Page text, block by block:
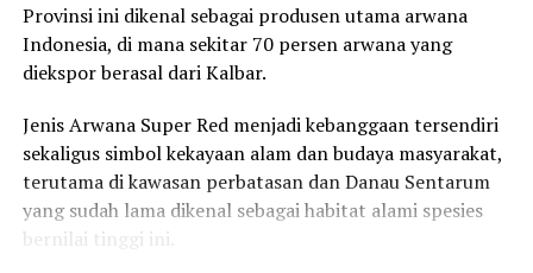
dimaksud. Mengingat SHTI telah dilakukan harmonisasi
dengan Japan Catch Documentation Scheme (JCDS),”
urai Budi.
Dalam kesempatan ini, Budi menyampaikan selain 4 pos
tarif produk olahan di atas, Indonesia juga telah
mendapatkan pembebasan tarif 0% untuk 67 pos tarif
produk perikanan ke pasar Jepang, antara lain yellowfin
Provinsi ini dikenal sebagai produsen utama arwana
Indonesia, di mana sekitar 70 persen arwana yang
diekspor berasal dari Kalbar.
Jenis Arwana Super Red menjadi kebanggaan tersendiri
sekaligus simbol kekayaan alam dan budaya masyarakat,
terutama di kawasan perbatasan dan Danau Sentarum
yang sudah lama dikenal sebagai habitat alami spesies
bernilai tinggi ini.